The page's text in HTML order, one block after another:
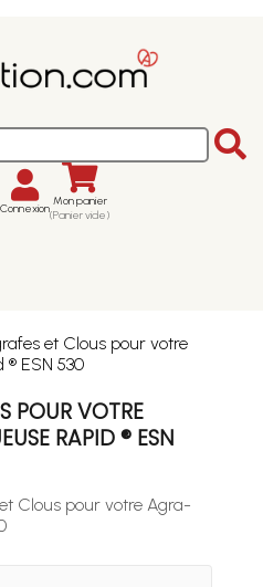
Connexion Mon panier
(Panier vide)
et Clous pour votre
ESN 530
POUR VOTRE
RAPID ® ESN
Clous pour votre Agra-